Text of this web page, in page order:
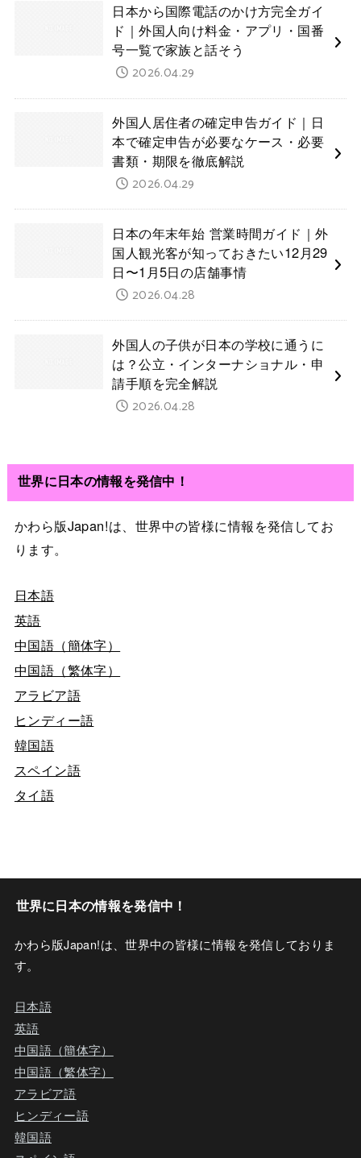
日本から国際電話のかけ方完全ガイ
ド｜外国人向け料金・アプリ・国番
号一覧で家族と話そう
2026.04.29
外国人居住者の確定申告ガイド｜日
本で確定申告が必要なケース・必要
書類・期限を徹底解説
2026.04.29
日本の年末年始 営業時間ガイド｜外
国人観光客が知っておきたい12月29
日〜1月5日の店舗事情
2026.04.28
外国人の子供が日本の学校に通うに
は？公立・インターナショナル・申
請手順を完全解説
2026.04.28
世界に日本の情報を発信中！
かわら版Japan!は、世界中の皆様に情報を発信してお
ります。
日本語
英語
中国語（簡体字）
中国語（繁体字）
アラビア語
ヒンディー語
韓国語
スペイン語
タイ語
世界に日本の情報を発信中！
かわら版Japan!は、世界中の皆様に情報を発信しておりま
す。
日本語
英語
中国語（簡体字）
中国語（繁体字）
アラビア語
ヒンディー語
韓国語